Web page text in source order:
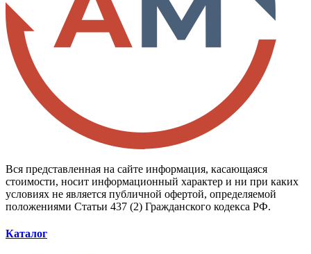
Вся представленная на сайте информация, касающаяся
стоимости, носит информационный характер и ни при каких
условиях не является публичной офертой, определяемой
положениями Статьи 437 (2) Гражданского кодекса РФ.
Каталог